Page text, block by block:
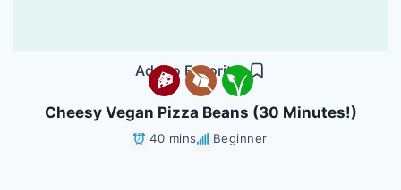
Add to Favorites
Cheesy Vegan Pizza Beans (30 Minutes!)
40 mins Beginner